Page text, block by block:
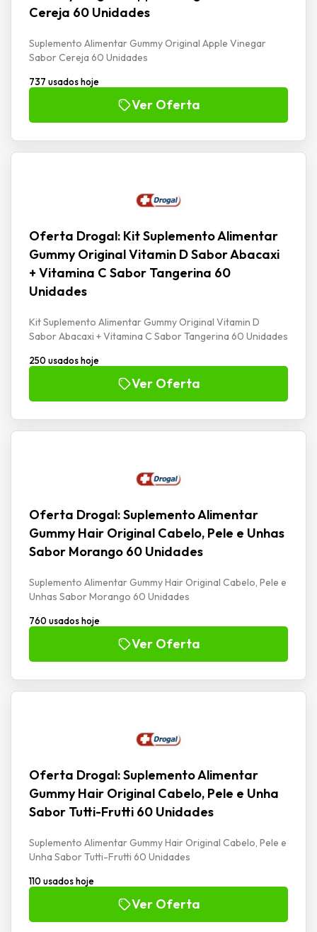
Cereja 60 Unidades
Suplemento Alimentar Gummy Original Apple Vinegar
Sabor Cereja 60 Unidades
737 usados hoje
Ver Oferta
Oferta Drogal: Kit Suplemento Alimentar
Gummy Original Vitamin D Sabor Abacaxi
+ Vitamina C Sabor Tangerina 60
Unidades
Kit Suplemento Alimentar Gummy Original Vitamin D
Sabor Abacaxi + Vitamina C Sabor Tangerina 60 Unidades
250 usados hoje
Ver Oferta
Oferta Drogal: Suplemento Alimentar
Gummy Hair Original Cabelo, Pele e Unhas
Sabor Morango 60 Unidades
Suplemento Alimentar Gummy Hair Original Cabelo, Pele e
Unhas Sabor Morango 60 Unidades
760 usados hoje
Ver Oferta
Oferta Drogal: Suplemento Alimentar
Gummy Hair Original Cabelo, Pele e Unha
Sabor Tutti-Frutti 60 Unidades
Suplemento Alimentar Gummy Hair Original Cabelo, Pele e
Unha Sabor Tutti-Frutti 60 Unidades
110 usados hoje
Ver Oferta